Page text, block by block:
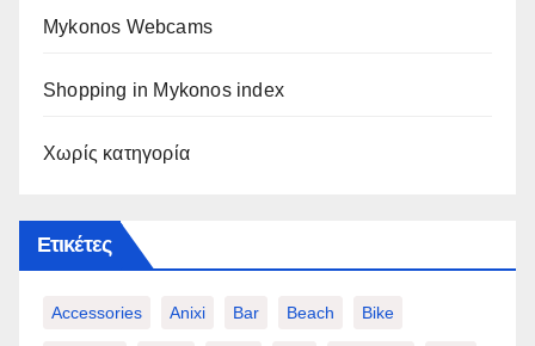
Mykonos Webcams
Shopping in Mykonos index
Χωρίς κατηγορία
Ετικέτες
Accessories Anixi Bar Beach Bike